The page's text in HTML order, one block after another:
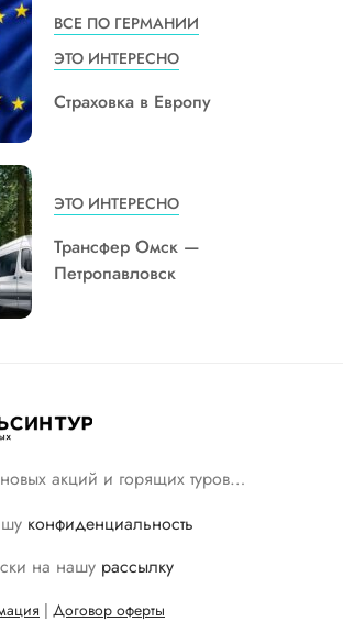
ВСЕ ПО ГЕРМАНИИ
ЭТО ИНТЕРЕСНО
Страховка в Европу
ЭТО ИНТЕРЕСНО
Трансфер Омск —
Петропавловск
новых акций и горящих туров…
конфиденциальность
на нашу рассылку
| Договор оферты